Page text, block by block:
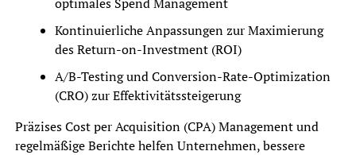
Kontinuierliche Anpassungen zur Maximierung
des Return-on-Investment (ROI)
A/B-Testing und Conversion-Rate-Optimization
(CRO) zur Effektivitätssteigerung
Präzises Cost per Acquisition (CPA) Management und
regelmäßige Berichte helfen Unternehmen, bessere